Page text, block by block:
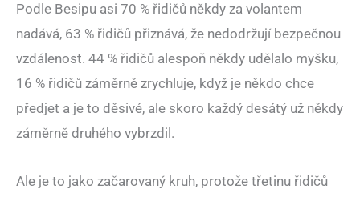
Podle Besipu asi 70 % řidičů někdy za volantem
nadává, 63 % řidičů přiznává, že nedodržují bezpečnou
vzdálenost. 44 % řidičů alespoň někdy udělalo myšku,
16 % řidičů záměrně zrychluje, když je někdo chce
předjet a je to děsivé, ale skoro každý desátý už někdy
záměrně druhého vybrzdil.
Ale je to jako začarovaný kruh, protože třetinu řidičů